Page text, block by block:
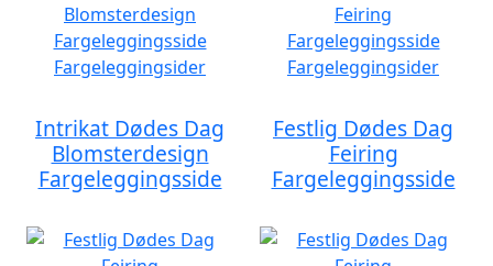
Intrikat Dødes Dag
Blomsterdesign
Fargeleggingsside
Festlig Dødes Dag
Feiring
Fargeleggingsside